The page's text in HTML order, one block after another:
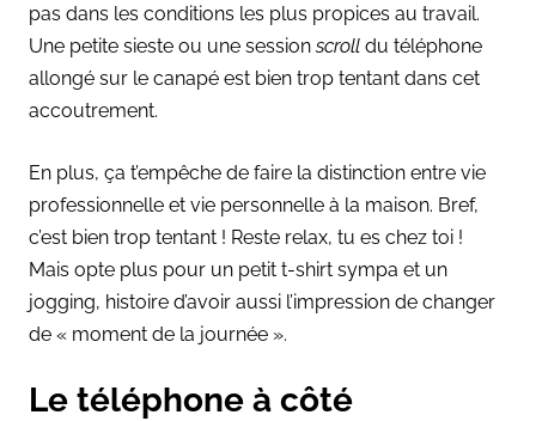
pas dans les conditions les plus propices au travail.
Une petite sieste ou une sessionscroll du téléphone
allongé sur le canapé est bien trop tentant dans cet
accoutrement.
En plus, ça t’empêche de faire la distinction entre vie
professionnelle et vie personnelle à la maison. Bref,
c’est bien trop tentant ! Reste relax, tu es chez toi !
Mais opte plus pour un petit t-shirt sympa et un
jogging, histoire d’avoir aussi l’impression de changer
de « moment de la journée ».
Le téléphone à côté